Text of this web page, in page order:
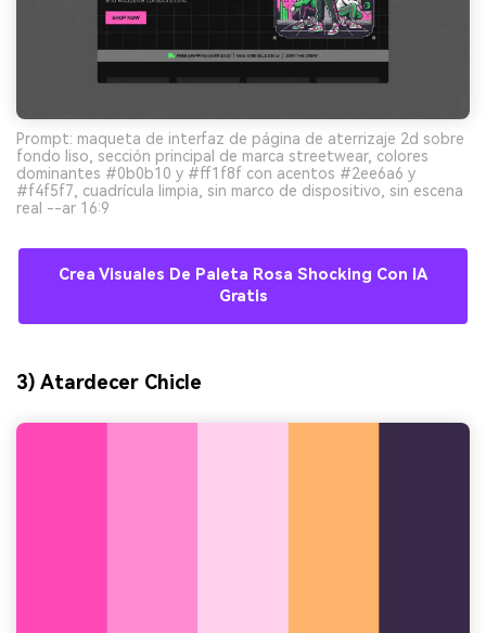
Prompt: maqueta de interfaz de página de aterrizaje 2d sobre
fondo liso, sección principal de marca streetwear, colores
dominantes #0b0b10 y #ff1f8f con acentos #2ee6a6 y
#f4f5f7, cuadrícula limpia, sin marco de dispositivo, sin escena
real --ar 16:9
Crea Visuales De Paleta Rosa Shocking Con IA
Gratis
3) Atardecer Chicle